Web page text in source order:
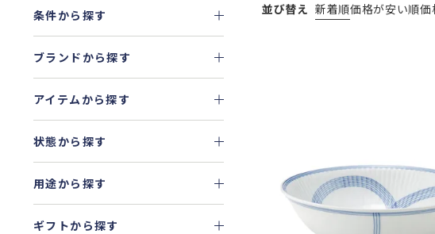
条件から探す
ブランドから探す
アイテムから探す
状態から探す
用途から探す
ギフトから探す
並び替え 新着順価格が安い順価